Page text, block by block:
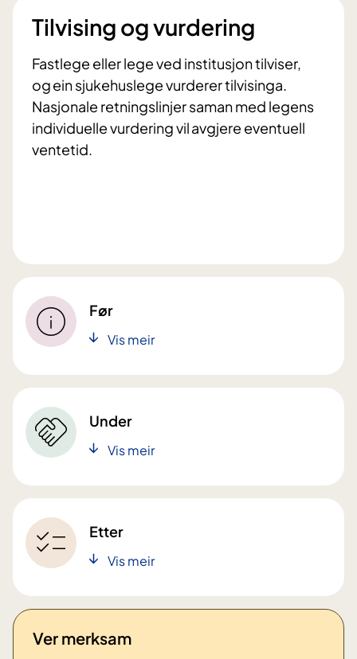
Tilvising og vurdering
Fastlege eller lege ved institusjon tilviser,
og ein sjukehuslege vurderer tilvisinga.
Nasjonale retningslinjer saman med legens
individuelle vurdering vil avgjere eventuell
ventetid.
Før
Vis meir
Under
Vis meir
Etter
Vis meir
Ver merksam